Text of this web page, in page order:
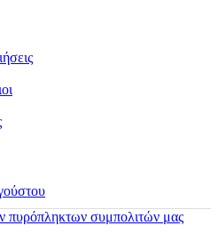
συμπολιτών μας